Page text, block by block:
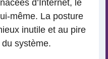
d’Internet, le
même. La posture
inutile et au pire
du système.